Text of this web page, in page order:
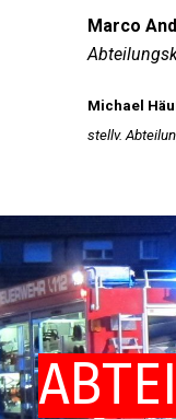
Marco
Michael
stellv.